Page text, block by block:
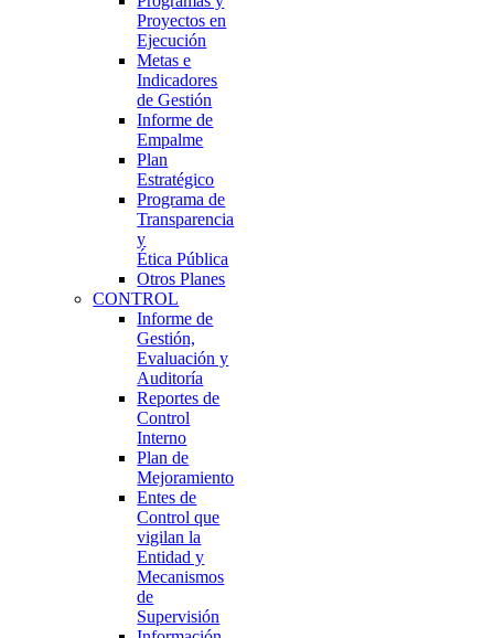
Proyectos en
Ejecución
Metas e
Indicadores
de Gestión
Informe de
Empalme
Plan
Estratégico
Programa de
Transparencia
y
Ética Pública
Otros Planes
CONTROL
Informe de
Gestión,
Evaluación y
Auditoría
Reportes de
Control
Interno
Plan de
Mejoramiento
Entes de
Control que
vigilan la
Entidad y
Mecanismos
de
Supervisión